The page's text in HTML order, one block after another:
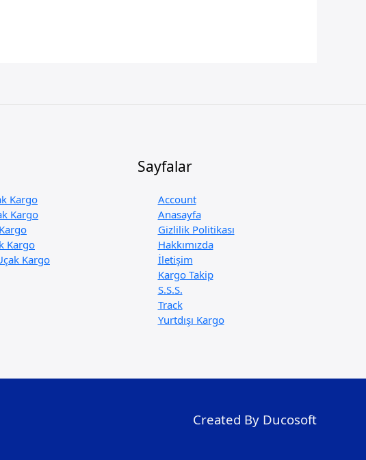
Kargo
Kargo
Kargo
Kargo
Sayfalar
Account
Anasayfa
Gizlilik Politikası
Hakkımızda
İletişim
Kargo Takip
S.S.S.
Track
Yurtdışı Kargo
Created By Ducosoft